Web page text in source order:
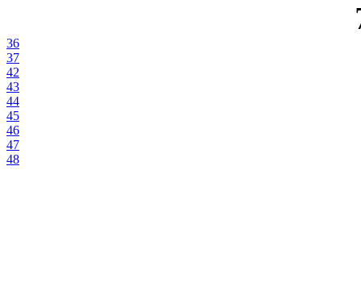
36
37
42
43
44
45
46
47
48